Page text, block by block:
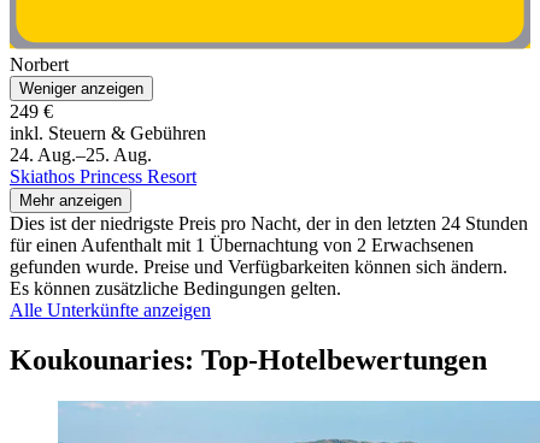
Norbert
Weniger anzeigen
249 €
inkl. Steuern & Gebühren
24. Aug.–25. Aug.
Skiathos Princess Resort
Mehr anzeigen
Dies ist der niedrigste Preis pro Nacht, der in den letzten 24 Stunden
für einen Aufenthalt mit 1 Übernachtung von 2 Erwachsenen
gefunden wurde. Preise und Verfügbarkeiten können sich ändern.
Es können zusätzliche Bedingungen gelten.
Alle Unterkünfte anzeigen
Koukounaries: Top-Hotelbewertungen